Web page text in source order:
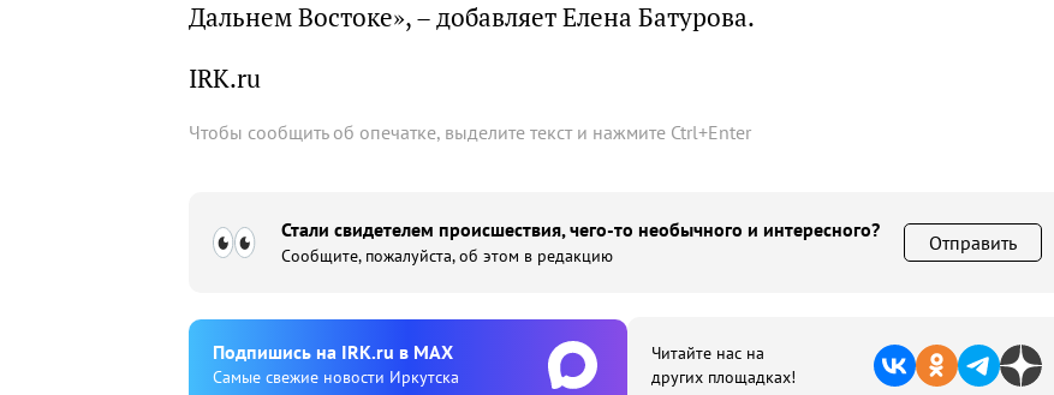
Дальнем Востоке», – добавляет Елена Батурова.
IRK.ru
Чтобы сообщить об опечатке, выделите текст и нажмите Ctrl+Enter
Стали свидетелем происшествия, чего-то необычного и интересного?
Сообщите, пожалуйста, об этом в редакцию
Отправить
Подпишиcь на IRK.ru в MAX
Cамые свежие новости Иркутска
Читайте нас на
других площадках!